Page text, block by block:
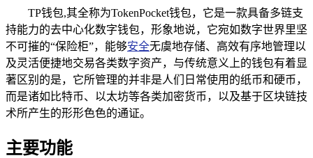
TP钱包,其全称为TokenPocket钱包，它是一款具备多链支
持能力的去中心化数字钱包，形象地说，它宛如数字世界里坚
不可摧的“保险柜”，能够安全无虞地存储、高效有序地管理以
及灵活便捷地交易各类数字资产，与传统意义上的钱包有着显
著区别的是，它所管理的并非是人们日常使用的纸币和硬币，
而是诸如比特币、以太坊等各类加密货币，以及基于区块链技
术所产生的形形色色的通证。
主要功能